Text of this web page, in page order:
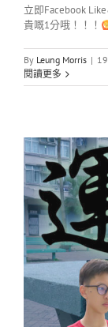
立即Facebook
貴嘅1分哦！！！
By Leung Morris |
閱讀更多